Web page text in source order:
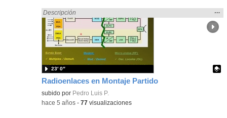
Radioenlaces en Montaje Partido
Encontrado «Arquitectura» en:
Descripción
la
…
Contenido educativo.
subido por Pedro Luis P.
23′ 0″
-hace 5 años -77 visualizaciones